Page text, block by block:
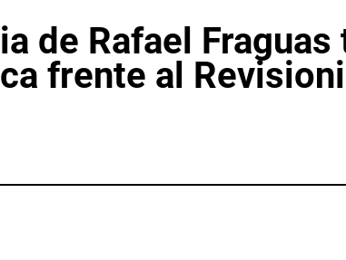
de Rafael
frente al